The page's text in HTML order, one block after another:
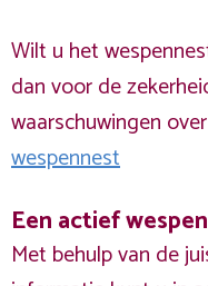
Wilt u het
dan voor de
waarschuwingen
wespennest
Een actief
Met behulp van de